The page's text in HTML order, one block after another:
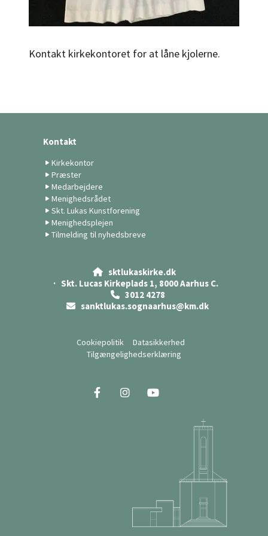
Kontakt kirkekontoret for at låne kjolerne.
Kontakt
Kirkekontor
Præster
Medarbejdere
Menighedsrådet
Skt. Lukas Kunstforening
Menighedsplejen
Tilmelding til nyhedsbreve
sktlukaskirke.dk
· Skt. Lucas Kirkeplads 1, 8000 Aarhus C.
3012 4278
 sanktlukas.sognaarhus@km.dk
Cookiepolitik
Datasikkerhed
Tilgængelighedserklæring